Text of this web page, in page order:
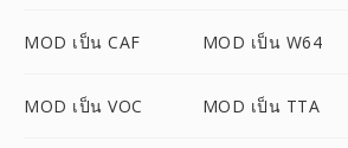
MOD เป็น CAF MOD เป็น W64
MOD เป็น VOC MOD เป็น TTA